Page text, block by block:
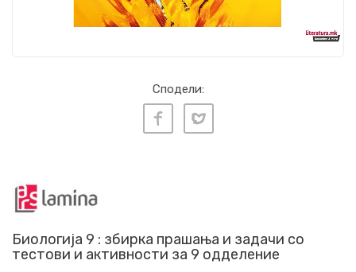
Сподели:
Биологија 9 : збирка прашања и задачи со
тестови и активности за 9 одделение